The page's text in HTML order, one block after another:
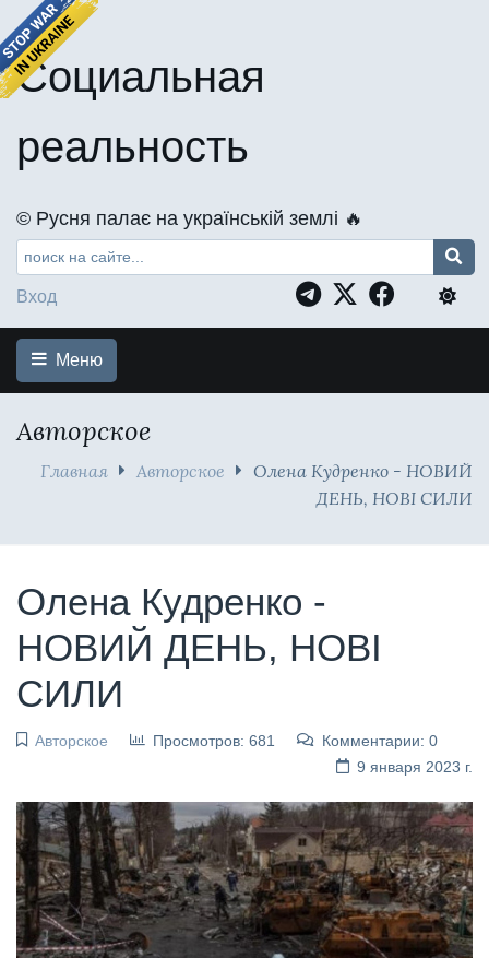
Социальная
реальность
©️ Русня палає на українській землі 🔥
Вход
Меню
Авторское
Главная Авторское
Олена Кудренко - НОВИЙ
ДЕНЬ, НОВІ СИЛИ
Олена Кудренко -
НОВИЙ ДЕНЬ, НОВІ
СИЛИ
Авторское Просмотров: 681
Комментарии: 0
9 января 2023 г.